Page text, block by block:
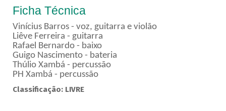
Ficha Técnica
Vinícius Barros - voz, guitarra e violão
Liêve Ferreira - guitarra
Rafael Bernardo - baixo
Guigo Nascimento - bateria
Thúlio Xambá - percussão
PH Xambá - percussão
Classificação: LIVRE